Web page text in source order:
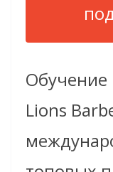
Обучение
Lions